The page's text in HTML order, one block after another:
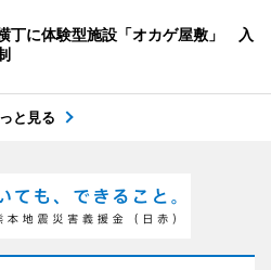
丁に体験型施設「オカゲ屋敷」 入
と見る